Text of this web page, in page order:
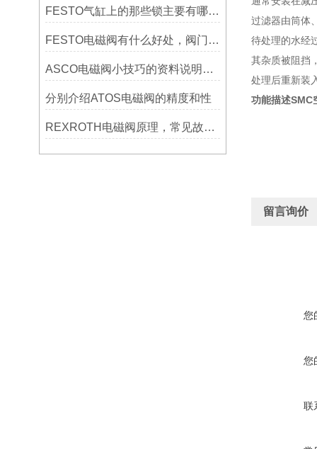
FESTO气缸上的那些锁主要有哪些作用功能
FESTO电磁阀有什么好处，阀门的耐用性能如何？
ASCO电磁阀小技巧的资料说明书分别有哪些
分别介绍ATOS电磁阀的精度和性
REXROTH电磁阀原理，常见故障及修复方法？
过滤器由筒体
待处理的水经
其杂质被阻挡
处理后重新装
功能描述SMC
留言询价
您
您
联